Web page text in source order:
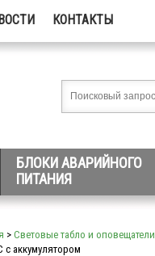
КОНТАКТЫ
БЛОКИ АВАРИЙНОГО
ПИТАНИЯ
> Световые табло и оповещатели
с аккумулятором